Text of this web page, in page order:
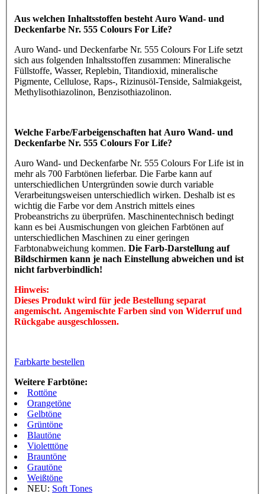
Aus welchen Inhaltsstoffen besteht Auro Wand- und
Deckenfarbe Nr. 555 Colours For Life?
Auro Wand- und Deckenfarbe Nr. 555 Colours For Life setzt
sich aus folgenden Inhaltsstoffen zusammen: Mineralische
Füllstoffe, Wasser, Replebin, Titandioxid, mineralische
Pigmente, Cellulose, Raps-, Rizinusöl-Tenside, Salmiakgeist,
Methylisothiazolinon, Benzisothiazolinon.
Welche Farbe/Farbeigenschaften hat Auro Wand- und
Deckenfarbe Nr. 555 Colours For Life?
Auro Wand- und Deckenfarbe Nr. 555 Colours For Life ist in
mehr als 700 Farbtönen lieferbar. Die Farbe kann auf
unterschiedlichen Untergründen sowie durch variable
Verarbeitungsweisen unterschiedlich wirken. Deshalb ist es
wichtig die Farbe vor dem Anstrich mittels eines
Probeanstrichs zu überprüfen. Maschinentechnisch bedingt
kann es bei Ausmischungen von gleichen Farbtönen auf
unterschiedlichen Maschinen zu einer geringen
Farbtonabweichung kommen. Die Farb-Darstellung auf
Bildschirmen kann je nach Einstellung abweichen und ist
nicht farbverbindlich!
Hinweis:
Dieses Produkt wird für jede Bestellung separat
angemischt. Angemischte Farben sind von Widerruf und
Rückgabe ausgeschlossen.
Farbkarte bestellen
Weitere Farbtöne:
Rottöne
Orangetöne
Gelbtöne
Grüntöne
Blautöne
Violetttöne
Brauntöne
Grautöne
Weißtöne
NEU: Soft Tones